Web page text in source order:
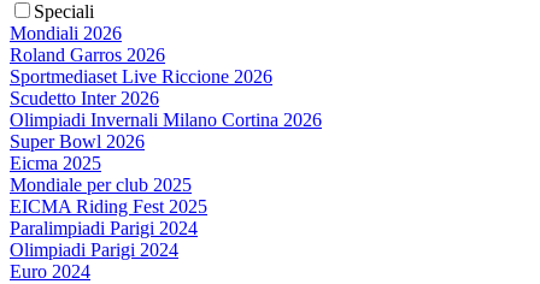
Speciali
Mondiali 2026
Roland Garros 2026
Sportmediaset Live Riccione 2026
Scudetto Inter 2026
Olimpiadi Invernali Milano Cortina 2026
Super Bowl 2026
Eicma 2025
Mondiale per club 2025
EICMA Riding Fest 2025
Paralimpiadi Parigi 2024
Olimpiadi Parigi 2024
Euro 2024